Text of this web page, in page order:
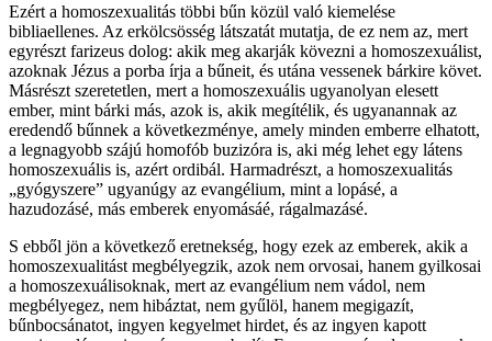
Ezért a homoszexualitás többi bűn közül való kiemelése
bibliaellenes. Az erkölcsösség látszatát mutatja, de ez nem az, mert
egyrészt farizeus dolog: akik meg akarják kövezni a homoszexuálist,
azoknak Jézus a porba írja a bűneit, és utána vessenek bárkire követ.
Másrészt szeretetlen, mert a homoszexuális ugyanolyan elesett
ember, mint bárki más, azok is, akik megítélik, és ugyanannak az
eredendő bűnnek a következménye, amely minden emberre elhatott,
a legnagyobb szájú homofób buzizóra is, aki még lehet egy látens
homoszexuális is, azért ordibál. Harmadrészt, a homoszexualitás
„gyógyszere” ugyanúgy az evangélium, mint a lopásé, a
hazudozásé, más emberek enyomásáé, rágalmazásé.
S ebből jön a következő eretnekség, hogy ezek az emberek, akik a
homoszexualitást megbélyegzik, azok nem orvosai, hanem gyilkosai
a homoszexuálisoknak, mert az evangélium nem vádol, nem
megbélyegez, nem hibáztat, nem gyűlöl, hanem megigazít,
bűnbocsánatot, ingyen kegyelmet hirdet, és az ingyen kapott